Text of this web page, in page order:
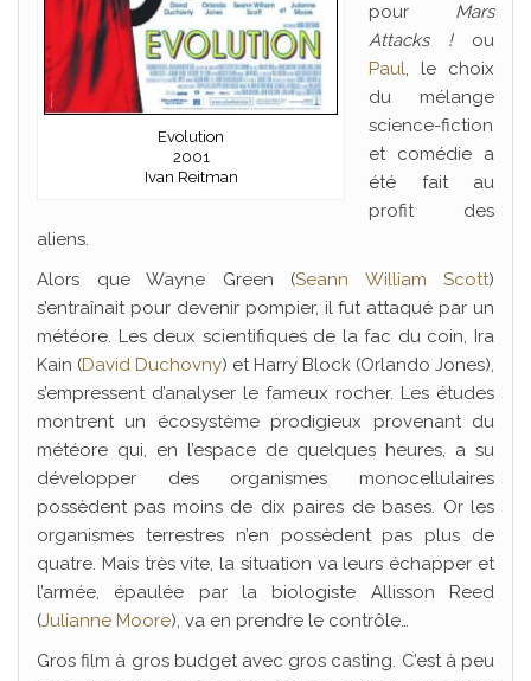
Evolution
2001
Ivan Reitman
pour Mars
Attacks !ou
Paul, le choix
du mélange
science-fiction
et comédie a
été fait au
profit des
aliens.
Alors que Wayne Green (Seann William Scott)
s’entraînait pour devenir pompier, il fut attaqué par un
météore. Les deux scientifiques de la fac du coin, Ira
Kain (David Duchovny) et Harry Block (Orlando Jones),
s’empressent d’analyser le fameux rocher. Les études
montrent un écosystème prodigieux provenant du
météore qui, en l’espace de quelques heures, a su
développer des organismes monocellulaires
possèdent pas moins de dix paires de bases. Or les
organismes terrestres n’en possèdent pas plus de
quatre. Mais très vite, la situation va leurs échapper et
l’armée, épaulée par la biologiste Allisson Reed
(Julianne Moore), va en prendre le contrôle…
Gros film à gros budget avec gros casting. C’est à peu